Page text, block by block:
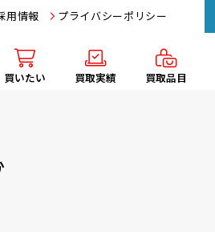
用情報 プライバシーポリシー
買いたい 買取実績 買取品目